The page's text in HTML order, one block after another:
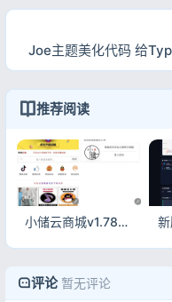
Joe主题美化代码 给
推荐阅读
小储云商城v1.782最新解锁版源码 免授权完美运营PHP商城系统
评论 暂无评论